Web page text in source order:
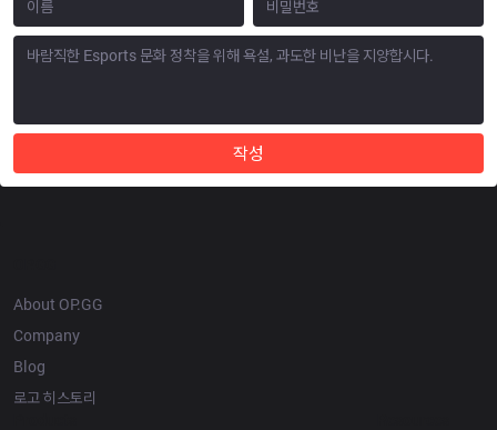
작성
About OP.GG
Company
Blog
로고 히스토리